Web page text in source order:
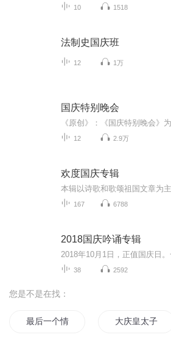
10 1518
法制史国庆班
12 1万
国庆特别晚会
12 2.9万
欢度国庆专辑
167 6788
2018国庆吟诵专辑
38 2592
您是不是在找：
最后一个情人节 大庆皇太子